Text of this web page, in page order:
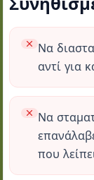
Να
αντί για
Να
που